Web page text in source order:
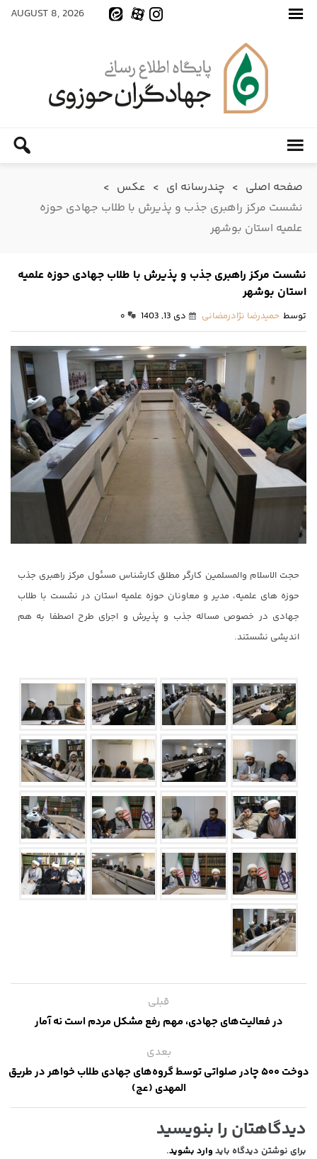
AUGUST 8, 2026
صفحه اصلی > چندرسانه ای > عکس >
نشست مرکز راهبری جذب و پذیرش با طلاب جهادی حوزه
علمیه استان بوشهر
نشست مرکز راهبری جذب و پذیرش با طلاب جهادی حوزه علمیه
استان بوشهر
توسط حمیدرضا نژادرمضانی دی 13, 1403 ۰
حجت الاسلام والمسلمین کارگر مطلق کارشناس مسئول مرکز راهبری جذب
حوزه های علمیه، مدیر و معاونان حوزه علمیه استان در نشست با طلاب
جهادی در خصوص مساله جذب و پذیرش و اجرای طرح اصطفا به هم
اندیشی نشستند.
قبلی
در فعالیت‌های جهادی، مهم رفع مشکل مردم است نه آمار
بعدی
دوخت ۵۰۰ چادر صلواتی توسط گروه‌های جهادی طلاب خواهر در طریق
المهدی (عج)
دیدگاهتان را بنویسید
برای نوشتن دیدگاه باید وارد بشوید.